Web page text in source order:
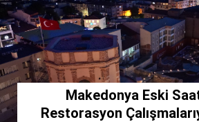
Makedonya Eski
Restorasyon